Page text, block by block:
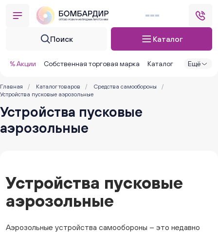
Поиск Каталог
% Акции Собственная торговая марка Каталог Ещё
Главная / Каталог товаров / Средства самообороны
/
Устройства пусковые аэрозольные
Устройства пусковые
аэрозольные
Устройства пусковые
аэрозольные
Аэрозольные устройства самообороны – это недавно